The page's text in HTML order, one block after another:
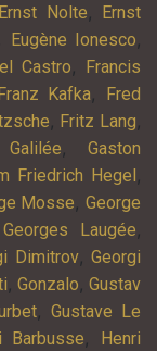
Ernst Nolte,
Ernst
Eugène Ionesco,
Castro,
Francis
Franz Kafka,
Fred
, Fritz Lang,
Galilée,Gaston
Friedrich Hegel ,
Mosse,George
Georges Laugée,
Dimitrov, Georgi
, Gonzalo,Gustav
,Gustave Le
Barbusse,
Henri